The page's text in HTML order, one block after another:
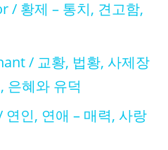
/ 황제 – 통치, 견고함,
/ 교황, 법황, 사제장
은혜와 유덕
연인, 연애 – 매력, 사랑